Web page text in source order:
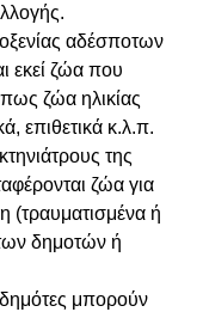
αδέσποτων
εκεί ζώα που
ζώα ηλικίας
επιθετικά κ.λ.π.
της
ζώα για
(τραυματισμένα ή
δημοτών ή
δημότες μπορούν